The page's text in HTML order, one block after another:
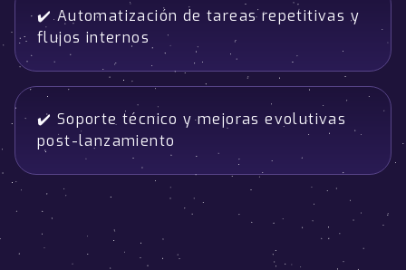
✔️ Automatización de tareas repetitivas y
flujos internos
✔️ Soporte técnico y mejoras evolutivas
post-lanzamiento